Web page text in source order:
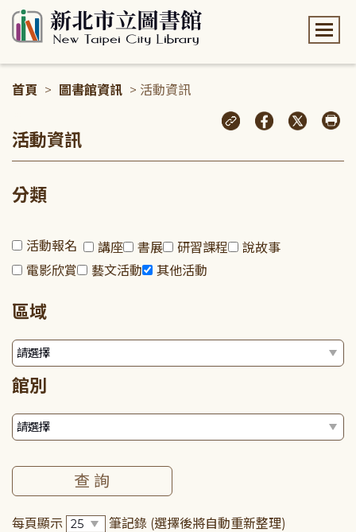
首頁 > 圖書館資訊 > 活動資訊
活動資訊
分類
活動報名 講座 書展 研習課程
說故事
電影欣賞
藝文活動 其他活動
區域
館別
每頁顯示 筆記錄 (選擇後將自動重新整理)